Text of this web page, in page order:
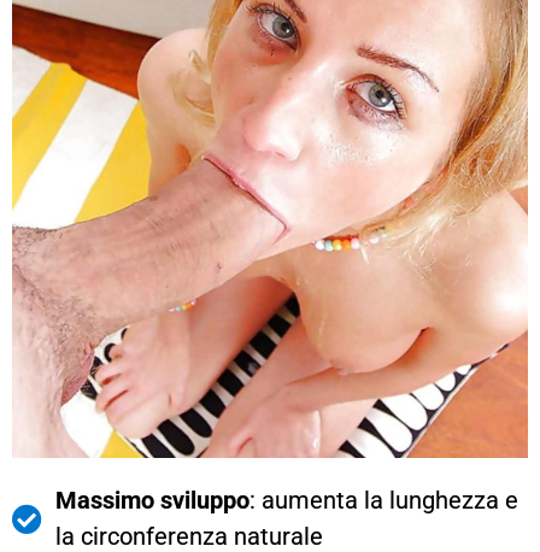
Massimo sviluppo: aumenta la lunghezza e
la circonferenza naturale